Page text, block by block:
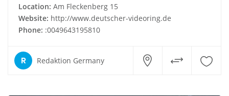
Location: Am Fleckenberg 15
Website: http://www.deutscher-videoring.de
Phone: :0049643195810
R Redaktion Germany